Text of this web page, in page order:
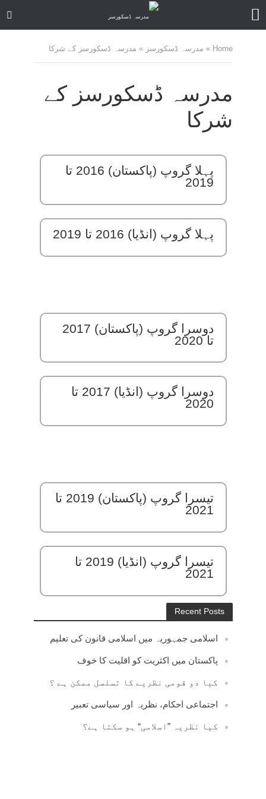
Home
» مدرسہ ڈسکورسز » مدرسہ ڈسکورسز کے شرکا
مدرسہ ڈسکورسز کے
شرکا
پہلا گروپ (پاکستان) 2016 تا
2019
پہلا گروپ (انڈیا) 2016 تا 2019
دوسرا گروپ (پاکستان) 2017
تا 2020
دوسرا گروپ (انڈیا) 2017 تا
2020
تیسرا گروپ (پاکستان) 2019 تا
2021
تیسرا گروپ (انڈیا) 2019 تا
2021
Recent Posts
اسلامی جمہوریہ میں اسلامی قانون کی تعلیم
پاکستان میں اکثریت کو اقلیت کا خوف
کیا دو قومی نظریے کا تسلسل ممکن ہے ؟
اجتماعی احکام، نظریہ اور سیاسی تعبیر
کیا نظریہ ”اسلامی“ ہو سکتا ہے؟